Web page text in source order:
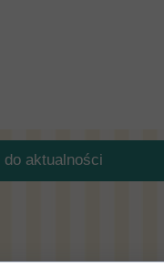
do aktualności